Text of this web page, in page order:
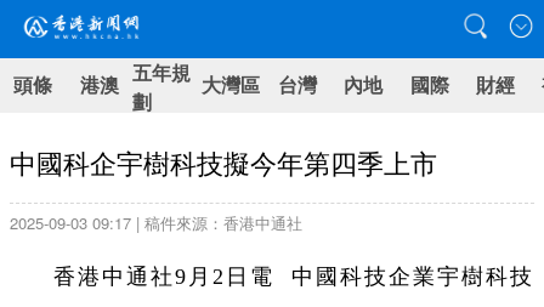
頭條 港澳 五年規
劃
大灣區 台灣 內地 國際 財經
中國科企宇樹科技擬今年第四季上市
2025-09-03 09:17 | 稿件來源：香港中通社
香港中通社9月2日電 中國科技企業宇樹科技